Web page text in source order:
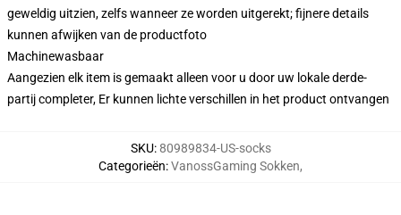
geweldig uitzien, zelfs wanneer ze worden uitgerekt; fijnere details
kunnen afwijken van de productfoto
Machinewasbaar
Aangezien elk item is gemaakt alleen voor u door uw lokale derde-
partij completer, Er kunnen lichte verschillen in het product ontvangen
SKU:80989834-US-socks
Categorieën:VanossGaming Sokken,